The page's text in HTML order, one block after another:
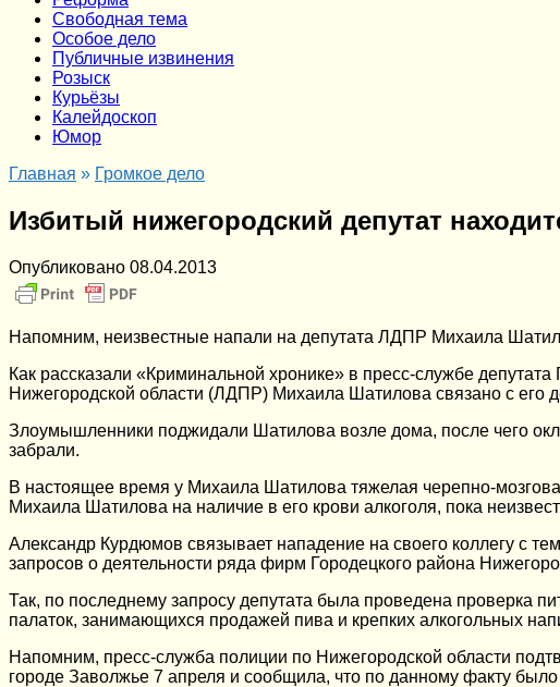
Cвободная тема
Особое дело
Публичные извинения
Розыск
Курьёзы
Калейдоскоп
Юмор
Главная » Громкое дело
Избитый нижегородский депутат
Опубликовано 08.04.2013
Напомним, неизвестные напали на депутата ЛДПР Михаила
Как рассказали «Криминальной хронике» в пресс-службе
Нижегородской области (ЛДПР) Михаила Шатилова связано с его
Злоумышленники поджидали Шатилова возле дома, после чего
забрали.
В настоящее время у Михаила Шатилова тяжелая черепно-
Михаила Шатилова на наличие в его крови алкоголя, пока
Александр Курдюмов связывает нападение на своего коллегу с
запросов о деятельности ряда фирм Городецкого района
Так, по последнему запросу депутата была проведена проверка
палаток, занимающихся продажей пива и крепких алкогольных
Напомним, пресс-служба полиции по Нижегородской области
городе Заволжье 7 апреля и сообщила, что по данному факту